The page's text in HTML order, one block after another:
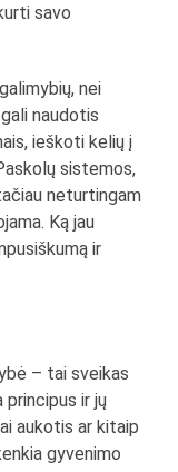
savo
nei
naudotis
ieškoti kelių į
sistemos,
neturtingam
Ką jau
ir
– tai sveikas
principus ir jų
aukotis ar kitaip
gyvenimo